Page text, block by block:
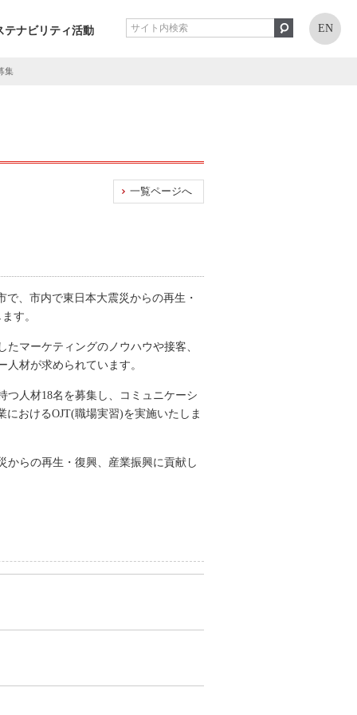
テナビリティ活動 EN
集
一覧ページへ
で、市内で東日本大震災からの再生・
す。
マーケティングのノウハウや接客、
材が求められています。
つ人材18名を募集し、コミュニケーシ
おけるOJT(職場実習)を実施いたしま
からの再生・復興、産業振興に貢献し